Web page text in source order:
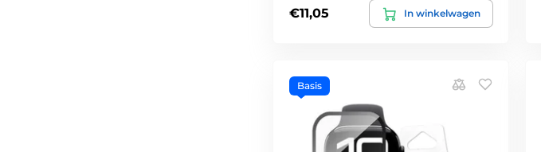
€11,05 In winkelwagen
Basis